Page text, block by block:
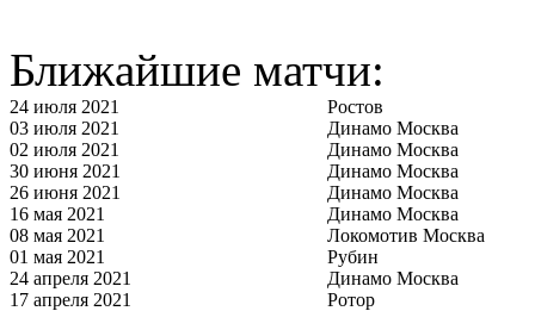
Ближайшие матчи:
24 июля 2021
Ростов
03 июля 2021
Динамо Москва
02 июля 2021
Динамо Москва
30 июня 2021
Динамо Москва
26 июня 2021
Динамо Москва
16 мая 2021
Динамо Москва
08 мая 2021
Локомотив Москва
01 мая 2021
Рубин
24 апреля 2021
Динамо Москва
17 апреля 2021
Ротор